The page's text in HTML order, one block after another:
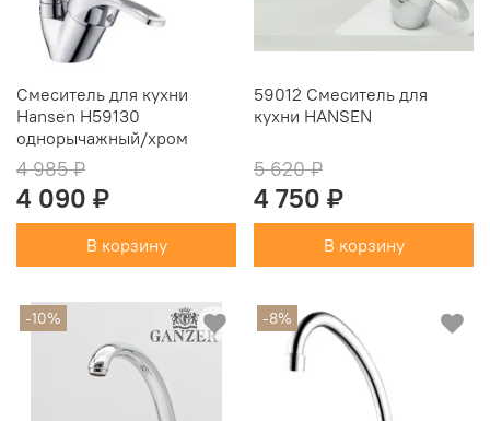
Смеситель для кухни
Hansen H59130
однорычажный/хром
4 985 ₽
4 090 ₽
В корзину
59012 Смеситель для
кухни HANSEN
5 620 ₽
4 750 ₽
В корзину
-10% -8%